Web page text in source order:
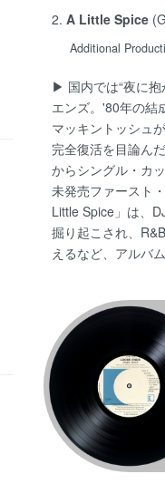
2. A Little Spice
Additional
▶ 国内では“夜に抱
エンズ。'80年の結
マッキントッシュ
完全復活を目論ん
からシングル・カ
未発売ファースト
Little Spice」は、
掘り起こされ、
えるなど、アルバ